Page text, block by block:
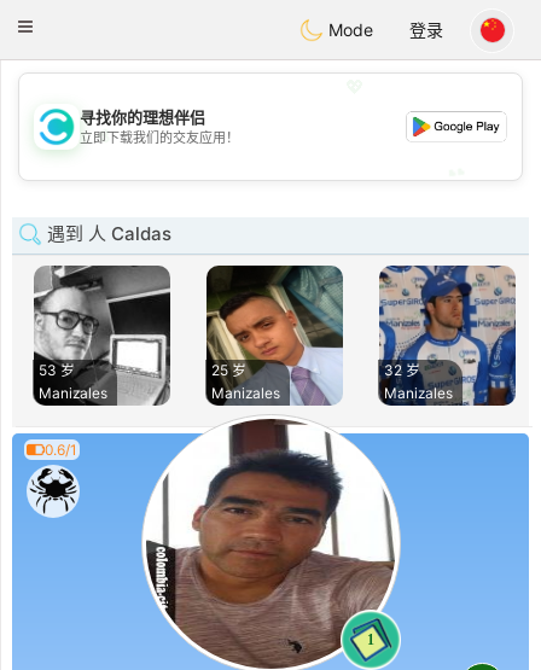
Citas
Toggle
Mode 登录
💖
💕
寻找你的理想伴侣
立即下载我们的交友应用！
遇到 人 Caldas
53 岁
Manizales
25 岁
Manizales
32 岁
Manizales
0.6/1
1